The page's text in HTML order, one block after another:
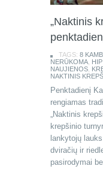
„Naktinis
TAGS: 8
NERŪKOMA
NAUJIENOS
NAKTINIS
Penktadienį
rengiamas
„Naktinis
krepšinio
lankytojų
dviračių ir
pasirodymai